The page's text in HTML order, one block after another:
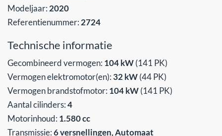
Modeljaar: 2020
Referentienummer: 2724
Technische informatie
Gecombineerd vermogen: 104 kW(141 PK)
Vermogen elektromotor(en): 32 kW(44 PK)
Vermogen brandstofmotor: 104 kW(141 PK)
Aantal cilinders:4
Motorinhoud: 1.580 cc
Transmissie:6 versnellingen, Automaat